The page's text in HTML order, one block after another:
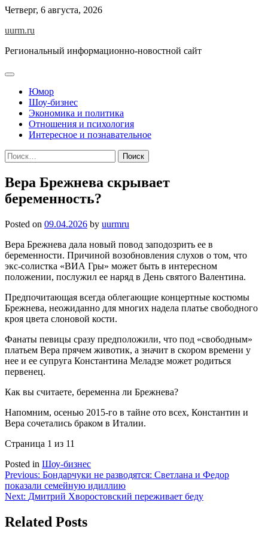
Skip
content
Четверг, 6 августа, 2026
uurm.ru
Региональный информационно-новостной сайт
Юмор
Шоу-бизнес
Экономика и политика
Отношения и психология
Интересное и познавательное
Найти:
Вера Брежнева скрывает
беременность?
Posted on 09.04.2026 by uurmru
Вера Брежнева дала новый повод заподозрить ее в
беременности. Причиной возобновления слухов о том, что
экс-солистка «ВИА Гры» может быть в интересном
положении, послужил ее наряд в День святого Валентина.
Предпочитающая всегда облегающие концертные костюмы
Брежнева, неожиданно для многих надела платье свободного
кроя цвета слоновой кости.
Фанаты певицы сразу предположили, что под «свободным»
платьем Вера прячем животик, а значит в скором времени у
нее и ее супруга Константина Меладзе может родиться
первенец.
Как вы считаете, беременна ли Брежнева?
Напомним, осенью 2015-го в тайне ото всех, Константин и
Вера сочетались браком в Италии.
Страница 1 из 11
Posted in Шоу-бизнес
Навигация
по
Previous: Бондарчуки не разводятся: Светлана и Федор
показали семейную идиллию
Next: Дмитрий Хворостовский переживает беду
Related Posts